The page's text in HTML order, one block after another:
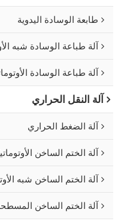
طابعة الوسادة اليدوية
آلة طباعة الوسادة شبه
آلة طباعة الوسادة
آلة النقل الحراري
آلة الضغط الحراري
آلة الختم الساخن
آلة الختم الساخن شبه
آلة الختم الساخن